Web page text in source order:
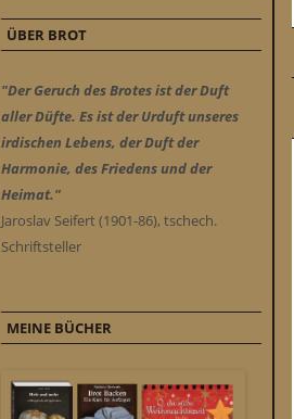
ÜBER BROT
"Der Geruch des Brotes ist der Duft
aller Düfte. Es ist der Urduft unseres
irdischen Lebens, der Duft der
Harmonie, des Friedens und der
Heimat."
Jaroslav Seifert (1901-86), tschech.
Schriftsteller
MEINE BÜCHER